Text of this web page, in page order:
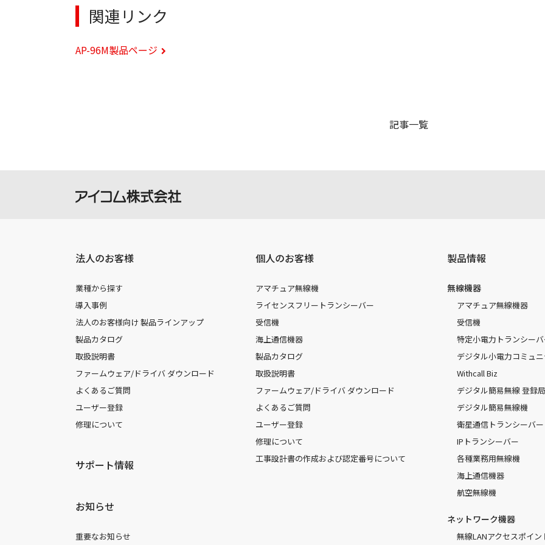
関連リンク
AP-96M製品ページ
記事一覧
法人のお客様
業種から探す
導入事例
法人のお客様向け 製品ラインアップ
製品カタログ
取扱説明書
ファームウェア/ドライバ ダウンロード
よくあるご質問
ユーザー登録
修理について
サポート情報
お知らせ
重要なお知らせ
個人のお客様
アマチュア無線機
ライセンスフリートランシーバー
受信機
海上通信機器
製品カタログ
取扱説明書
ファームウェア/ドライバ ダウンロード
よくあるご質問
ユーザー登録
修理について
工事設計書の作成および認定番号について
製品情報
無線機器
アマチュア無線機器
受信機
特定小電力トランシー
デジタル小電力コミュ
Withcall Biz
デジタル簡易無線 登録
デジタル簡易無線機
衛星通信トランシーバー
IPトランシーバー
各種業務用無線機
海上通信機器
航空無線機
ネットワーク機器
無線LANアクセスポイン